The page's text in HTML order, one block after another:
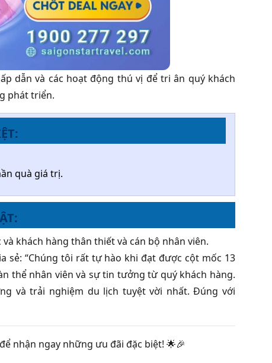
dẫn và các hoạt động thú vị để tri ân quý khách
phát triển.
quà giá trị.
khách hàng thân thiết và cán bộ nhân viên.
sẻ: “Chúng tôi rất tự hào khi đạt được cột mốc 13
thể nhân viên và sự tin tưởng từ quý khách hàng.
và trải nghiệm du lịch tuyệt vời nhất. Đúng với
nhận ngay những ưu đãi đặc biệt! 🌟🎉